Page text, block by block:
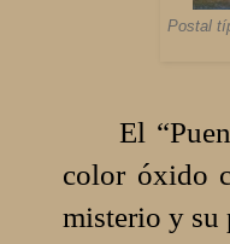
Postal
El
color óxido
misterio y su